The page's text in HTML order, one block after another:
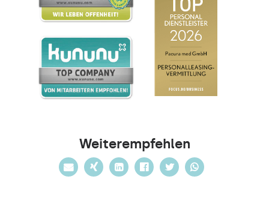
Weiterempfehlen